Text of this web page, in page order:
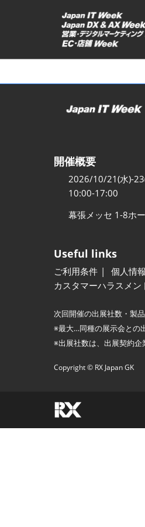
ッ
開催概要
2026/10/21(水)-
10:00-17:00
幕張メッセ 1-8ホ
Useful links
ご利用条件 個人情
カスタマーハラスメ
次回開催の出展社数・製
※最大…同種の展示会との
※出展社数は、出展契約企
Copyright © RX Japan GK